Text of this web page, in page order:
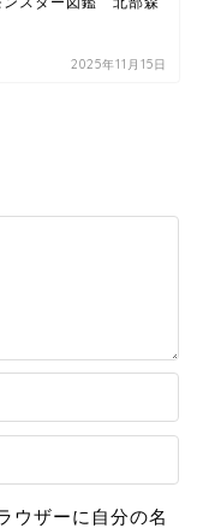
2025年11月15日
ウザーに自分の名